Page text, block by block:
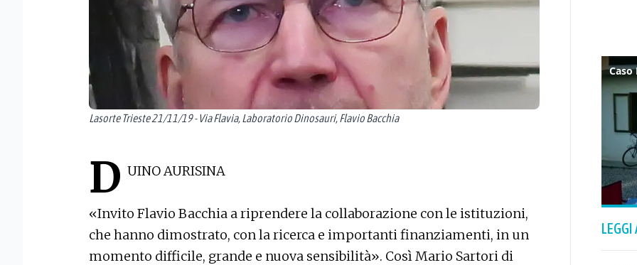
Lasorte Trieste 21/11/19 - Via Flavia, Laboratorio Dinosauri, Flavio Bacchia
D UINO AURISINA
«Invito Flavio Bacchia a riprendere la collaborazione con le istituzioni,
che hanno dimostrato, con la ricerca e importanti finanziamenti, in un
momento difficile, grande e nuova sensibilità». Così Mario Sartori di
LEGGI